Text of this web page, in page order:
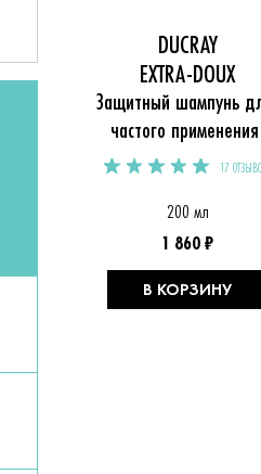
DUCRAY
EXTRA-DOUX
Защитный шампунь
частого применения
EXTRA-DOUX
17
200 мл
1 860 ₽
В КОРЗИНУ